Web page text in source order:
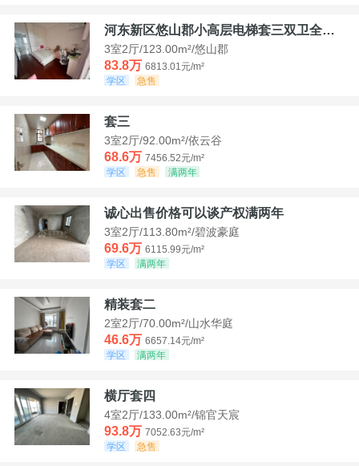
河东新区悠山郡小高层电梯套三双卫全装带家具家电
3室2厅/123.00m²/悠山郡
83.8万 6813.01元/m²
学区
急售
套三
3室2厅/92.00m²/依云谷
68.6万 7456.52元/m²
学区
急售 满两年
诚心出售价格可以谈产权满两年
3室2厅/113.80m²/碧波豪庭
69.6万 6115.99元/m²
学区
满两年
精装套二
2室2厅/70.00m²/山水华庭
46.6万 6657.14元/m²
学区
满两年
横厅套四
4室2厅/133.00m²/锦官天宸
93.8万 7052.63元/m²
学区
急售